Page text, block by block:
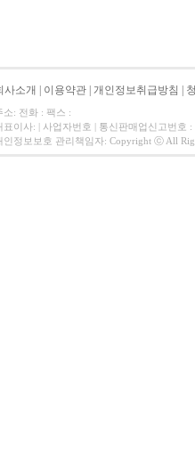
사소개 이용약관 개인정보취급방침
소: 전화 : 팩스 :
표이사: | 사업자번호 | 통신판매업신고번호 :
인정보보호 관리책임자: Copyright ⓒ All